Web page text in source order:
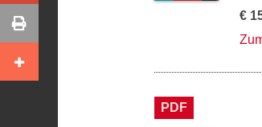
€
PDF